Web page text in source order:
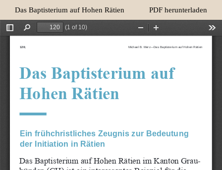
Artikeldetails
zurückkehren
Das Baptisterium auf Hohen Rätien Herunterladen
PDF herunterladen